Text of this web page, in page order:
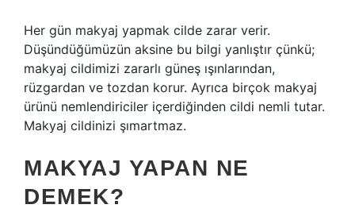
Her gün makyaj yapmak cilde zarar verir.
Düşündüğümüzün aksine bu bilgi yanlıştır çünkü;
makyaj cildimizi zararlı güneş ışınlarından,
rüzgardan ve tozdan korur. Ayrıca birçok makyaj
ürünü nemlendiriciler içerdiğinden cildi nemli tutar.
Makyaj cildinizi şımartmaz.
MAKYAJ YAPAN NE
DEMEK?